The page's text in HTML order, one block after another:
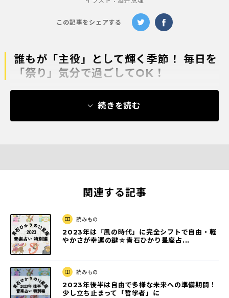
この記事をシェアする
誰もが「主役」として輝く季節！ 毎日を
「祭り」気分で過ごしてOK！
続きを読む
関連する記事
読みもの
2023年は「風の時代」に完全シフトで自由・軽
やかさが幸運の鍵☆青石ひかり星座占...
読みもの
2023年後半は自由で多様な未来への準備期間！
少し立ち止まって「哲学者」に